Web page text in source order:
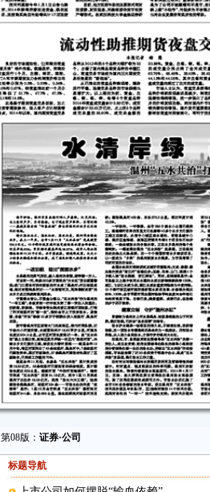
第08版： 证券·公司
标题导航